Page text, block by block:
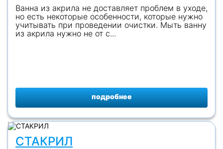
Ванна из акрила не доставляет проблем в уходе,
но есть некоторые особенности, которые нужно
учитывать при проведении очистки. Мыть ванну
из акрила нужно не от с...
подробнее
СТАКРИЛ